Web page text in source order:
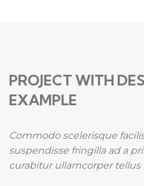
PROJECT WITH
EXAMPLE
Commodo scelerisque
suspendisse fringilla ad a
curabitur ullamcorper